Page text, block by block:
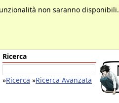
non saranno disponibili.
Ricerca
»Ricerca »Ricerca Avanzata